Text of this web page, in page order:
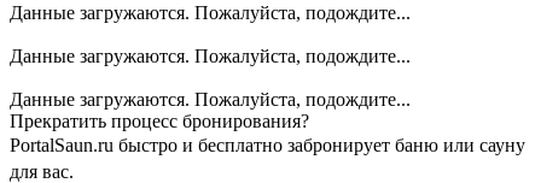
Данные загружаются. Пожалуйста, подождите...
Данные загружаются. Пожалуйста, подождите...
Данные загружаются. Пожалуйста, подождите...
Прекратить процесс бронирования?
PortalSaun.ru быстро и бесплатно забронирует баню или сауну
для вас.